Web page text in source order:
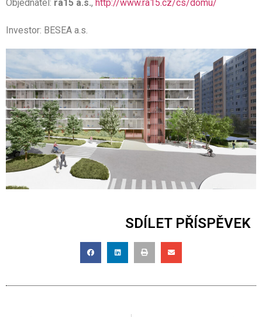
Objednatel: ra15 a.s., http://www.ra15.cz/cs/domu/
Investor: BESEA a.s.
SDÍLET PŘÍSPĚVEK